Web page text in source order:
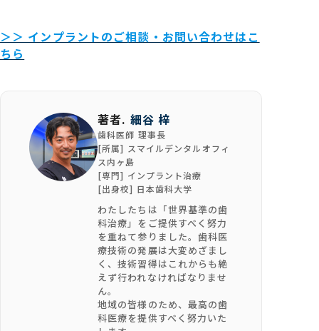
＞＞ インプラントのご相談・お問い合わせはこ
ちら
著者. 細谷 梓
歯科医師 理事長
[所属] スマイルデンタルオフィ
ス内ヶ島
[専門] インプラント治療
[出身校] 日本歯科大学
わたしたちは「世界基準の歯
科治療」をご提供すべく努力
を重ねて参りました。歯科医
療技術の発展は大変めざまし
く、技術習得はこれからも絶
えず行われなければなりませ
ん。
地域の皆様のため、最高の歯
科医療を提供すべく努力いた